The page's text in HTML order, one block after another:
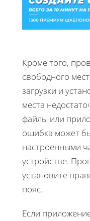
Кроме того,
свободного
загрузки и
места
файлы или
ошибка может
настроенными
устройстве.
установите
пояс.
Если